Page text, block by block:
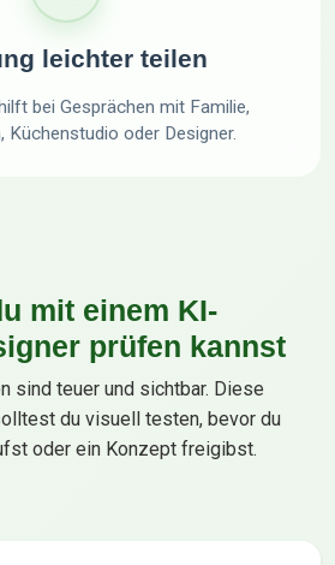
leichter teilen
bei Gesprächen mit Familie,
Küchenstudio oder Designer.
mit einem KI-
prüfen kannst
sind teuer und sichtbar. Diese
du visuell testen, bevor du
oder ein Konzept freigibst.